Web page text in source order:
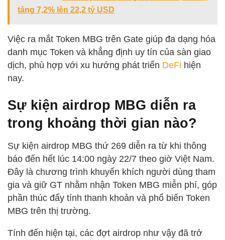
tăng 7,2% lên 22,2 tỷ USD
Việc ra mắt Token MBG trên Gate giúp đa dạng hóa
danh mục Token và khẳng định uy tín của sàn giao
dịch, phù hợp với xu hướng phát triển DeFi hiện
nay.
Sự kiện airdrop MBG diễn ra
trong khoảng thời gian nào?
Sự kiện airdrop MBG thứ 269 diễn ra từ khi thông
báo đến hết lúc 14:00 ngày 22/7 theo giờ Việt Nam.
Đây là chương trình khuyến khích người dùng tham
gia và giữ GT nhằm nhận Token MBG miễn phí, góp
phần thúc đẩy tính thanh khoản và phổ biến Token
MBG trên thị trường.
Tính đến hiện tại, các đợt airdrop như vậy đã trở